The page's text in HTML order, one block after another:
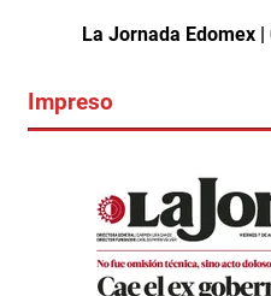
La Jornada Edomex
Impreso